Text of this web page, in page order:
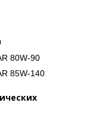
80W-90
85W-140